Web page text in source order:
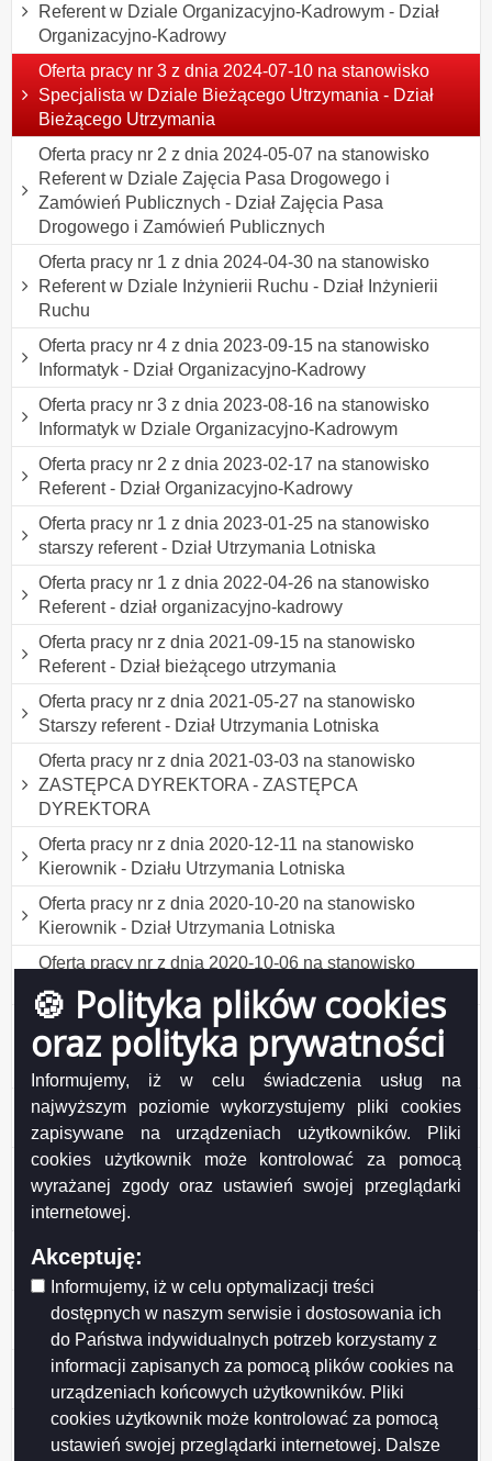
🍪 Polityka plików cookies
oraz polityka prywatności
Informujemy, iż w celu świadczenia usług na
najwyższym poziomie wykorzystujemy pliki cookies
zapisywane na urządzeniach użytkowników. Pliki
cookies użytkownik może kontrolować za pomocą
wyrażanej zgody oraz ustawień swojej przeglądarki
internetowej.
Akceptuję:
Informujemy, iż w celu optymalizacji treści
dostępnych w naszym serwisie i dostosowania ich
do Państwa indywidualnych potrzeb korzystamy z
informacji zapisanych za pomocą plików cookies na
urządzeniach końcowych użytkowników. Pliki
cookies użytkownik może kontrolować za pomocą
ustawień swojej przeglądarki internetowej. Dalsze
Referent w Dziale Organizacyjno-Kadrowym - Dział
Organizacyjno-Kadrowy
Oferta pracy nr 3 z dnia 2024-07-10 na stanowisko
Specjalista w Dziale Bieżącego Utrzymania - Dział
Bieżącego Utrzymania
Oferta pracy nr 2 z dnia 2024-05-07 na stanowisko
Referent w Dziale Zajęcia Pasa Drogowego i
Zamówień Publicznych - Dział Zajęcia Pasa
Drogowego i Zamówień Publicznych
Oferta pracy nr 1 z dnia 2024-04-30 na stanowisko
Referent w Dziale Inżynierii Ruchu - Dział Inżynierii
Ruchu
Oferta pracy nr 4 z dnia 2023-09-15 na stanowisko
Informatyk - Dział Organizacyjno-Kadrowy
Oferta pracy nr 3 z dnia 2023-08-16 na stanowisko
Informatyk w Dziale Organizacyjno-Kadrowym
Oferta pracy nr 2 z dnia 2023-02-17 na stanowisko
Referent - Dział Organizacyjno-Kadrowy
Oferta pracy nr 1 z dnia 2023-01-25 na stanowisko
starszy referent - Dział Utrzymania Lotniska
Oferta pracy nr 1 z dnia 2022-04-26 na stanowisko
Referent - dział organizacyjno-kadrowy
Oferta pracy nr z dnia 2021-09-15 na stanowisko
Referent - Dział bieżącego utrzymania
Oferta pracy nr z dnia 2021-05-27 na stanowisko
Starszy referent - Dział Utrzymania Lotniska
Oferta pracy nr z dnia 2021-03-03 na stanowisko
ZASTĘPCA DYREKTORA - ZASTĘPCA
DYREKTORA
Oferta pracy nr z dnia 2020-12-11 na stanowisko
Kierownik - Działu Utrzymania Lotniska
Oferta pracy nr z dnia 2020-10-20 na stanowisko
Kierownik - Dział Utrzymania Lotniska
Oferta pracy nr z dnia 2020-10-06 na stanowisko
Referent - Dział Zieleni Miejskiej
Oferta pracy nr z dnia 2020-09-24 na stanowisko
Referent - Dział Zajęcia Pasa Drogowego i Zamówień
Publicznych
Oferta pracy nr z dnia 2019-05-21 na stanowisko
Specjalista - Dział Inżynierii Ruchu
Oferta pracy nr z dnia 2019-05-15 na stanowisko
Specjalista - Dział Zajęcia Pasa Drogowego i
Zamówień Publicznych
Oferta pracy nr z dnia 2019-04-10 na stanowisko
Specjalista - Dział Inżynierii Ruchu
Oferta pracy nr z dnia 2019-03-21 na stanowisko
Kierownik Referatu - Strefa Płatnego Parkowania
Oferta pracy nr z dnia 2019-03-14 na stanowisko
Specjalista - Dział Inżynierii Ruchu
Oferta pracy nr z dnia 2019-02-21 na stanowisko
Starszy Referent - Dział Finansowo-Księgowy